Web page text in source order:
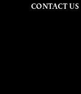
CONTACT US